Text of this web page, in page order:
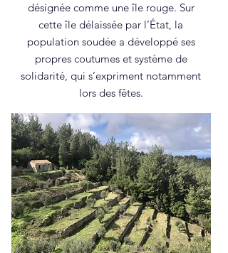
désignée comme une île rouge. Sur
cette île délaissée par l’État, la
population soudée a développé ses
propres coutumes et système de
solidarité, qui s’expriment notamment
lors des fêtes.